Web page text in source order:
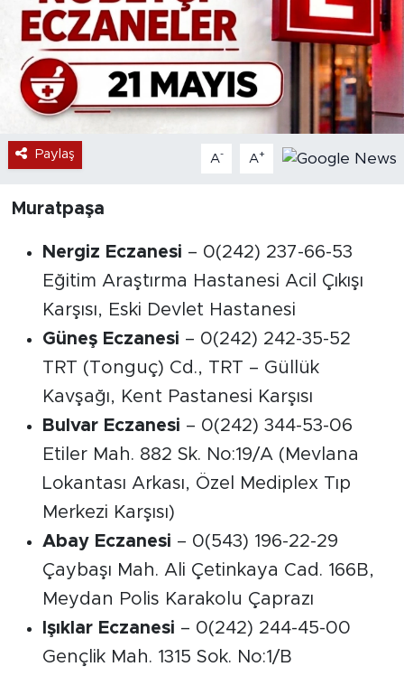
Paylaş A- A+
Muratpaşa
Nergiz Eczanesi – 0(242) 237-66-53
Eğitim Araştırma Hastanesi Acil Çıkışı
Karşısı, Eski Devlet Hastanesi
Güneş Eczanesi – 0(242) 242-35-52
TRT (Tonguç) Cd., TRT – Güllük
Kavşağı, Kent Pastanesi Karşısı
Bulvar Eczanesi – 0(242) 344-53-06
Etiler Mah. 882 Sk. No:19/A (Mevlana
Lokantası Arkası, Özel Mediplex Tıp
Merkezi Karşısı)
Abay Eczanesi – 0(543) 196-22-29
Çaybaşı Mah. Ali Çetinkaya Cad. 166B,
Meydan Polis Karakolu Çaprazı
Işıklar Eczanesi – 0(242) 244-45-00
Gençlik Mah. 1315 Sok. No:1/B